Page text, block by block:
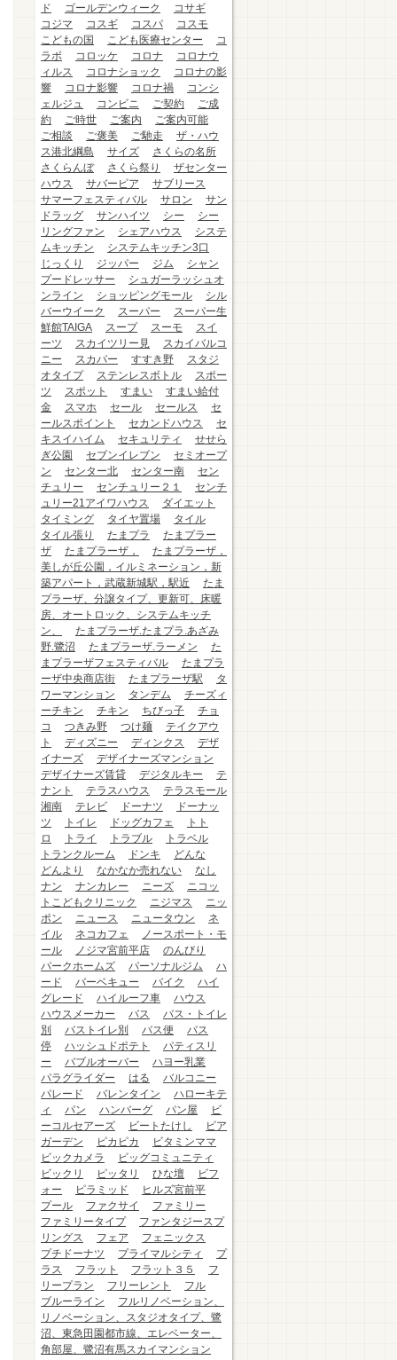
ド
ゴールデンウィーク
コサギ
コジマ
コスギ コスパ
コスモ
こどもの国
こども医療センター
コ
ラボ
コロッケ コロナ
コロナウ
ィルス
コロナショック
コロナの影
響
コロナ影響 コロナ禍
コンシ
ェルジュ
コンビニ ご契約
ご成
約
ご時世 ご案内
ご案内可能
ご相談
ご褒美 ご馳走
ザ・ハウ
ス港北綱島
サイズ
さくらの名所
さくらんぼ
さくら祭り
ザセンター
ハウス
サバービア
サブリース
サマーフェスティバル
サロン
サン
ドラッグ
サンハイツ シー
シー
リングファン
シェアハウス
システ
ムキッチン
システムキッチン3口
じっくり
ジッパー ジム
シャン
プードレッサー
シュガーラッシュオ
ンライン
ショッピングモール
シル
バーウイーク
スーパー
スーパー生
鮮館TAIGA
スープ スーモ
スイ
ーツ
スカイツリー見
スカイバルコ
ニー
スカパー すすき野
スタジ
オタイプ
ステンレスボトル
スポー
ツ
スポット すまい
すまい給付
金
スマホ セール セールス
セ
ールスポイント
セカンドハウス
セ
キスイハイム
セキュリティ
せせら
ぎ公園
セブンイレブン
セミオープ
ン
センター北 センター南
セン
チュリー
センチュリー２１
センチ
ュリー21アイワハウス
ダイエット
タイミング
タイヤ置場
タイル
タイル張り
たまプラ
たまプラー
ザ
たまプラーザ，
たまプラーザ，
美しが丘公園，イルミネーション，新
築アパート，武蔵新城駅，駅近
たま
プラーザ、分譲タイプ、更新可、床暖
房、オートロック、システムキッチ
ン、
たまプラーザ.たまプラ.あざみ
野.鷺沼
たまプラーザ.ラーメン
た
まプラーザフェスティバル
たまプラ
ーザ中央商店街
たまプラーザ駅
タ
ワーマンション
タンデム
チーズィ
ーチキン
チキン ちびっ子
チョ
コ
つきみ野 つけ麺
テイクアウ
ト
ディズニー ディンクス
デザ
イナーズ
デザイナーズマンション
デザイナーズ賃貸
デジタルキー
テ
ナント
テラスハウス
テラスモール
湘南
テレビ ドーナツ
ドーナッ
ツ
トイレ ドッグカフェ
トト
ロ
トライ トラブル
トラベル
トランクルーム
ドンキ
どんな
どんより
なかなか売れない
なし
ナン
ナンカレー ニーズ
ニコッ
トこどもクリニック
ニジマス
ニッ
ポン
ニュース ニュータウン
ネ
イル
ネコカフェ
ノースポート・モ
ール
ノジマ宮前平店
のんびり
パークホームズ
パーソナルジム
ハ
ード
バーベキュー バイク
ハイ
グレード
ハイルーフ車
ハウス
ハウスメーカー
バス
バス・トイレ
別
バストイレ別 バス便
バス
停
ハッシュドポテト
パティスリ
ー
バブルオーバー
ハヨー乳業
パラグライダー
はる
バルコニー
パレード
バレンタイン
ハローキテ
ィ
パン ハンバーグ パン屋
ビ
ーコルセアーズ
ビートたけし
ビア
ガーデン
ピカピカ
ビタミンママ
ビックカメラ
ビッグコミュニティ
ビックリ
ピッタリ ひな壇
ビフ
ォー
ピラミッド
ヒルズ宮前平
プール
ファクサイ
ファミリー
ファミリータイプ
ファンタジースプ
リングス
フェア
フェニックス
プチドーナツ
プライマルシティ
プ
ラス
フラット フラット３５
フ
リープラン
フリーレント
フル
ブルーライン
フルリノベーション、
リノベーション、スタジオタイプ、鷺
沼、東急田園都市線、エレベーター、
角部屋、鷺沼有馬スカイマンション